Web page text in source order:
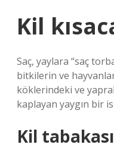
Kil
Saç, yaylara “saç
bitkilerin ve
köklerindeki ve
kaplayan yaygın bir
Kil